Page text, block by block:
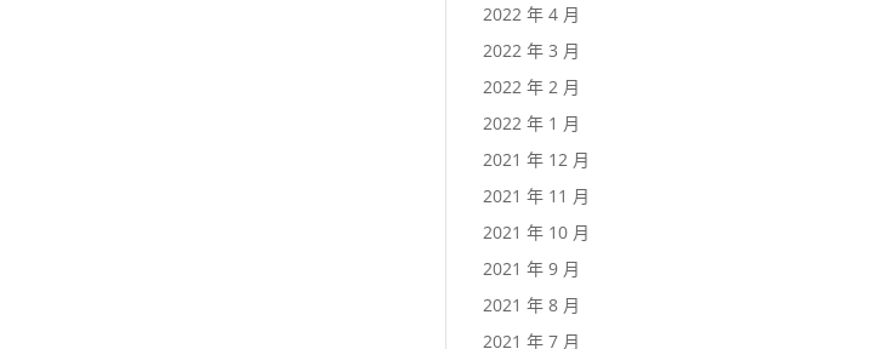
2022 年 4 月
2022 年 3 月
2022 年 2 月
2022 年 1 月
2021 年 12 月
2021 年 11 月
2021 年 10 月
2021 年 9 月
2021 年 8 月
2021 年 7 月